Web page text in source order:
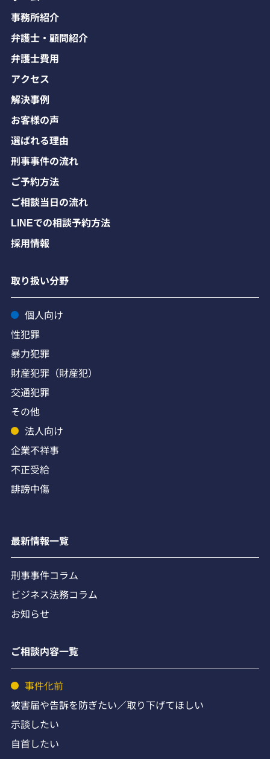
事務所紹介
弁護士・顧問紹介
弁護士費用
アクセス
解決事例
お客様の声
選ばれる理由
刑事事件の流れ
ご予約方法
ご相談当日の流れ
LINEでの相談予約方法
採用情報
取り扱い分野
個人向け
性犯罪
暴力犯罪
財産犯罪（財産犯）
交通犯罪
その他
法人向け
企業不祥事
不正受給
誹謗中傷
最新情報一覧
刑事事件コラム
ビジネス法務コラム
お知らせ
ご相談内容一覧
事件化前
被害届や告訴を防ぎたい／取り下げてほしい
示談したい
自首したい